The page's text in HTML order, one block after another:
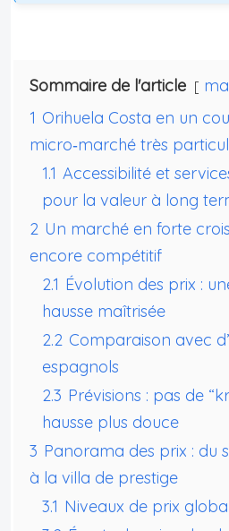
Sommaire de l'article
1 Orihuela Costa en un
micro‑marché très
1.1 Accessibilité et
pour la valeur à long
2 Un marché en forte
encore compétitif
2.1 Évolution des prix :
hausse maîtrisée
2.2 Comparaison avec
espagnols
2.3 Prévisions : pas de
hausse plus douce
3 Panorama des prix : du
à la villa de prestige
3.1 Niveaux de prix